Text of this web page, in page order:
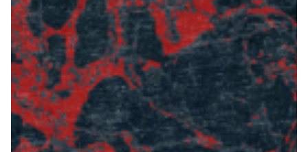
Accessori
Party
Outlet
Caffè Boasi x Genoa